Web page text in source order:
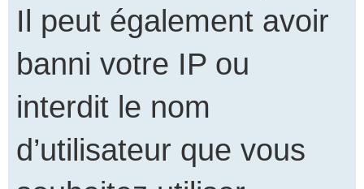
Il peut également avoir
banni votre IP ou
interdit le nom
d’utilisateur que vous